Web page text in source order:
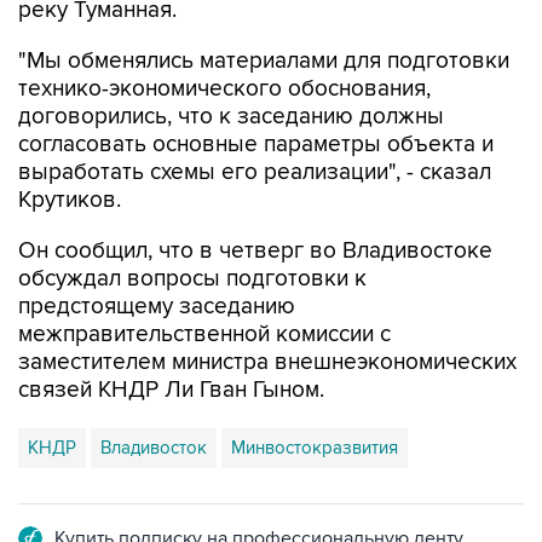
реку Туманная.
"Мы обменялись материалами для подготовки
технико-экономического обоснования,
договорились, что к заседанию должны
согласовать основные параметры объекта и
выработать схемы его реализации", - сказал
Крутиков.
Он сообщил, что в четверг во Владивостоке
обсуждал вопросы подготовки к
предстоящему заседанию
межправительственной комиссии с
заместителем министра внешнеэкономических
связей КНДР Ли Гван Гыном.
КНДР Владивосток Минвостокразвития